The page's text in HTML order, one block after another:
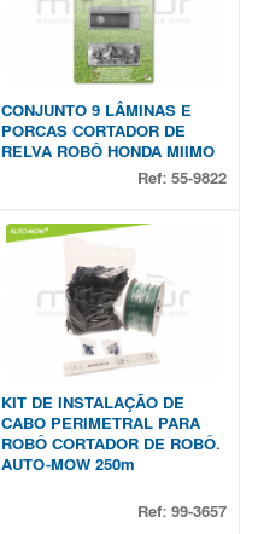
CONJUNTO 9 LÂMINAS E
PORCAS CORTADOR DE
RELVA ROBÔ HONDA MIIMO
Ref: 55-9822
KIT DE INSTALAÇÃO DE
CABO PERIMETRAL PARA
ROBÔ CORTADOR DE ROBÔ.
AUTO-MOW 250m
Ref: 99-3657